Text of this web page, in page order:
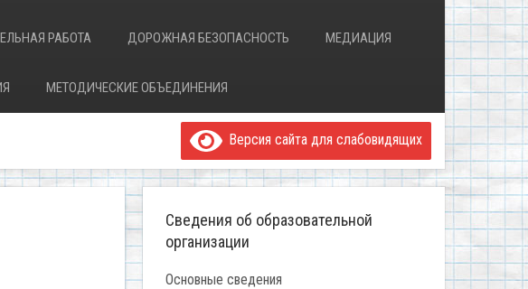
РАБОТА ДОРОЖНАЯ БЕЗОПАСНОСТЬ МЕДИАЦИЯ
МЕТОДИЧЕСКИЕ ОБЪЕДИНЕНИЯ
Версия сайта для слабовидящих
Сведения об образовательной
организации
Основные сведения